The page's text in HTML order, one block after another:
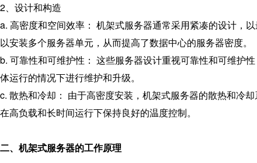
2、设计和构造
a. 高密度和空间效率： 机架式服务器通常采用紧凑的设计，
以安装多个服务器单元，从而提高了数据中心的服务器密度。
b. 可靠性和可维护性： 这些服务器设计重视可靠性和可维护
体运行的情况下进行维护和升级。
c. 散热和冷却： 由于高密度安装，机架式服务器的散热和冷
在高负载和长时间运行下保持良好的温度控制。
二、机架式服务器的工作原理